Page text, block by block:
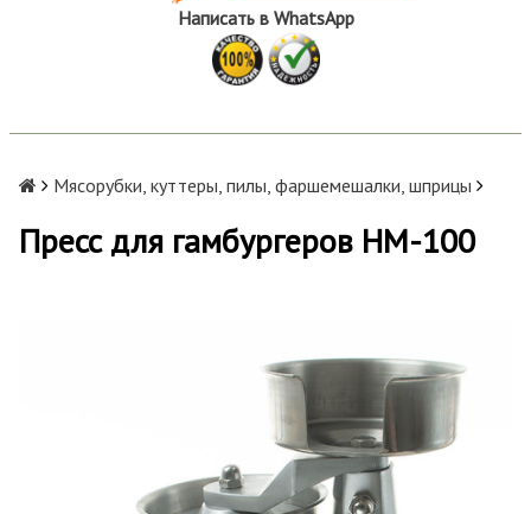
Написать в WhatsApp
Мясорубки, куттеры, пилы, фаршемешалки, шприцы
Пресс для гамбургеров HM-100